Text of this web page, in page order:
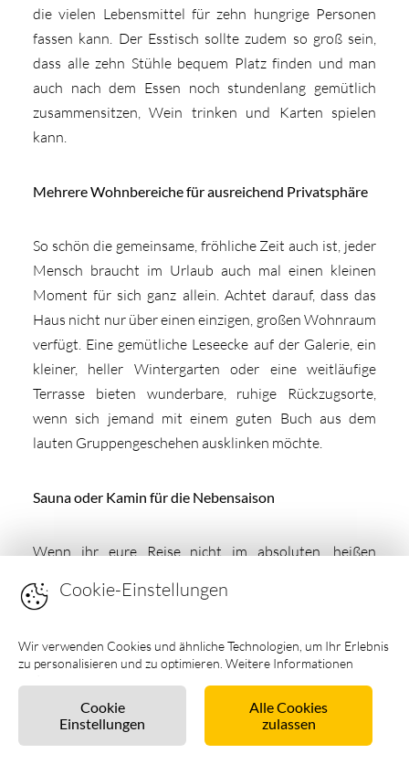
die vielen Lebensmittel für zehn hungrige Personen
fassen kann. Der Esstisch sollte zudem so groß sein,
dass alle zehn Stühle bequem Platz finden und man
auch nach dem Essen noch stundenlang gemütlich
zusammensitzen, Wein trinken und Karten spielen
kann.
Mehrere Wohnbereiche für ausreichend Privatsphäre
So schön die gemeinsame, fröhliche Zeit auch ist, jeder
Mensch braucht im Urlaub auch mal einen kleinen
Moment für sich ganz allein. Achtet darauf, dass das
Haus nicht nur über einen einzigen, großen Wohnraum
verfügt. Eine gemütliche Leseecke auf der Galerie, ein
kleiner, heller Wintergarten oder eine weitläufige
Terrasse bieten wunderbare, ruhige Rückzugsorte,
wenn sich jemand mit einem guten Buch aus dem
lauten Gruppengeschehen ausklinken möchte.
Sauna oder Kamin für die Nebensaison
Wenn ihr eure Reise nicht im absoluten, heißen
stürmischen Herbst oder eiskalten Winter plant,
Elemente legen. Nach einem langen, windigen
Spaziergang am grauen, aufgewühlten Meer gibt es
absolut nichts Schöneres, als sich gemeinsam vor
einem knisternden, echten Kaminfeuer aufzuwärmen
oder in der hauseigenen Sauna die Seele einfach
Cookie-Einstellungen
Wir verwenden Cookies und ähnliche Technologien, um Ihr Erlebnis
zu personalisieren und zu optimieren. Weitere Informationen
Cookie
Einstellungen
Alle Cookies
zulassen